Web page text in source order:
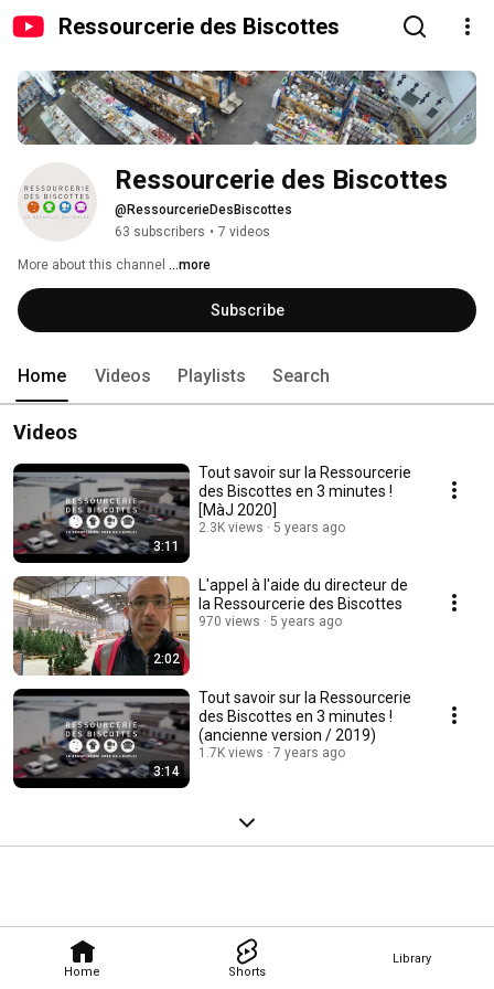
Ressourcerie des Biscottes
Home Shorts
Library
Ressourcerie des Biscottes
@RessourcerieDesBiscottes
63 subscribers • 7 videos
More about this channel ...more
Subscribe
Home Videos Playlists Search
Videos
3:11
Tout savoir sur la Ressourcerie
des Biscottes en 3 minutes !
[MàJ 2020]
2.3K views 5 years ago
2:02
L'appel à l'aide du directeur de
la Ressourcerie des Biscottes
970 views 5 years ago
3:14
Tout savoir sur la Ressourcerie
des Biscottes en 3 minutes !
(ancienne version / 2019)
1.7K views 7 years ago